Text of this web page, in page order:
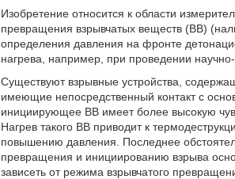
Изобретение относится к области
превращения взрывчатых веществ (ВВ)
определения давления на фронте
нагрева, например, при проведении научно-
Существуют взрывные устройства,
имеющие непосредственный контакт с
инициирующее ВВ имеет более высокую
Нагрев такого ВВ приводит к
повышению давления. Последнее
превращения и инициированию взрыва
зависеть от режима взрывчатого